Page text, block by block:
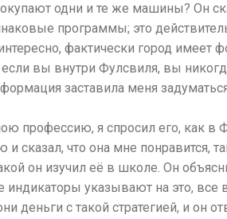
одни и те же машины? Он
программы; это
фактически город имеет
вы внутри Фулсвиля, вы
заставила меня
профессию, я спросил его, как в
и сказал, что она мне понравится,
он изучил её в школе. Он
индикаторы указывают на это,
деньги с такой стратегией, и он